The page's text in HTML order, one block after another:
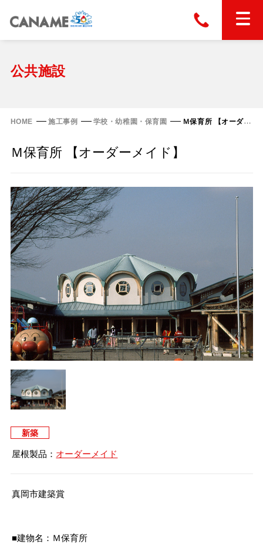
ホーム
縦葺き屋根
富士ライン55
フリーハットⅡ型
FHR-2000
フラットライン
エコウェーブ
カナディー
タイマルーフ M型
タイマルーフ F25
タイマルーフ T型
カナメ一文字葺き
金属瓦
カナメルーフ
洋瓦王(ヨウガオウ)
通気断熱工法
Vi65
Vi65 PLUS
Vi75・Vi125
Viカバー50
換気棟システム
換気棟システム
デザイン軒樋
カナメシャープ樋
屋根の改修
施工事例
技術情報
ダウンロード
お問い合わせ
公共施設
HOME 施工事例 学校・幼稚園・保育園 Ｍ保育所 【オーダーメイド】
Ｍ保育所 【オーダーメイド】
新築
屋根製品： オーダーメイド
真岡市建築賞
■建物名：Ｍ保育所